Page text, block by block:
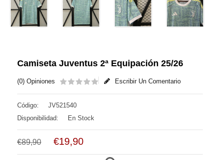
Camiseta Juventus 2ª Equipación 25/26
(0) Opiniones Escribir Un Comentario
Código:
JV521540
Disponibilidad:
En Stock
€89,90 €19,90